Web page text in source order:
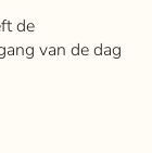
de
van de dag